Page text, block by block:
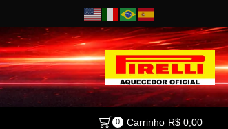
0 Carrinho R$0,00